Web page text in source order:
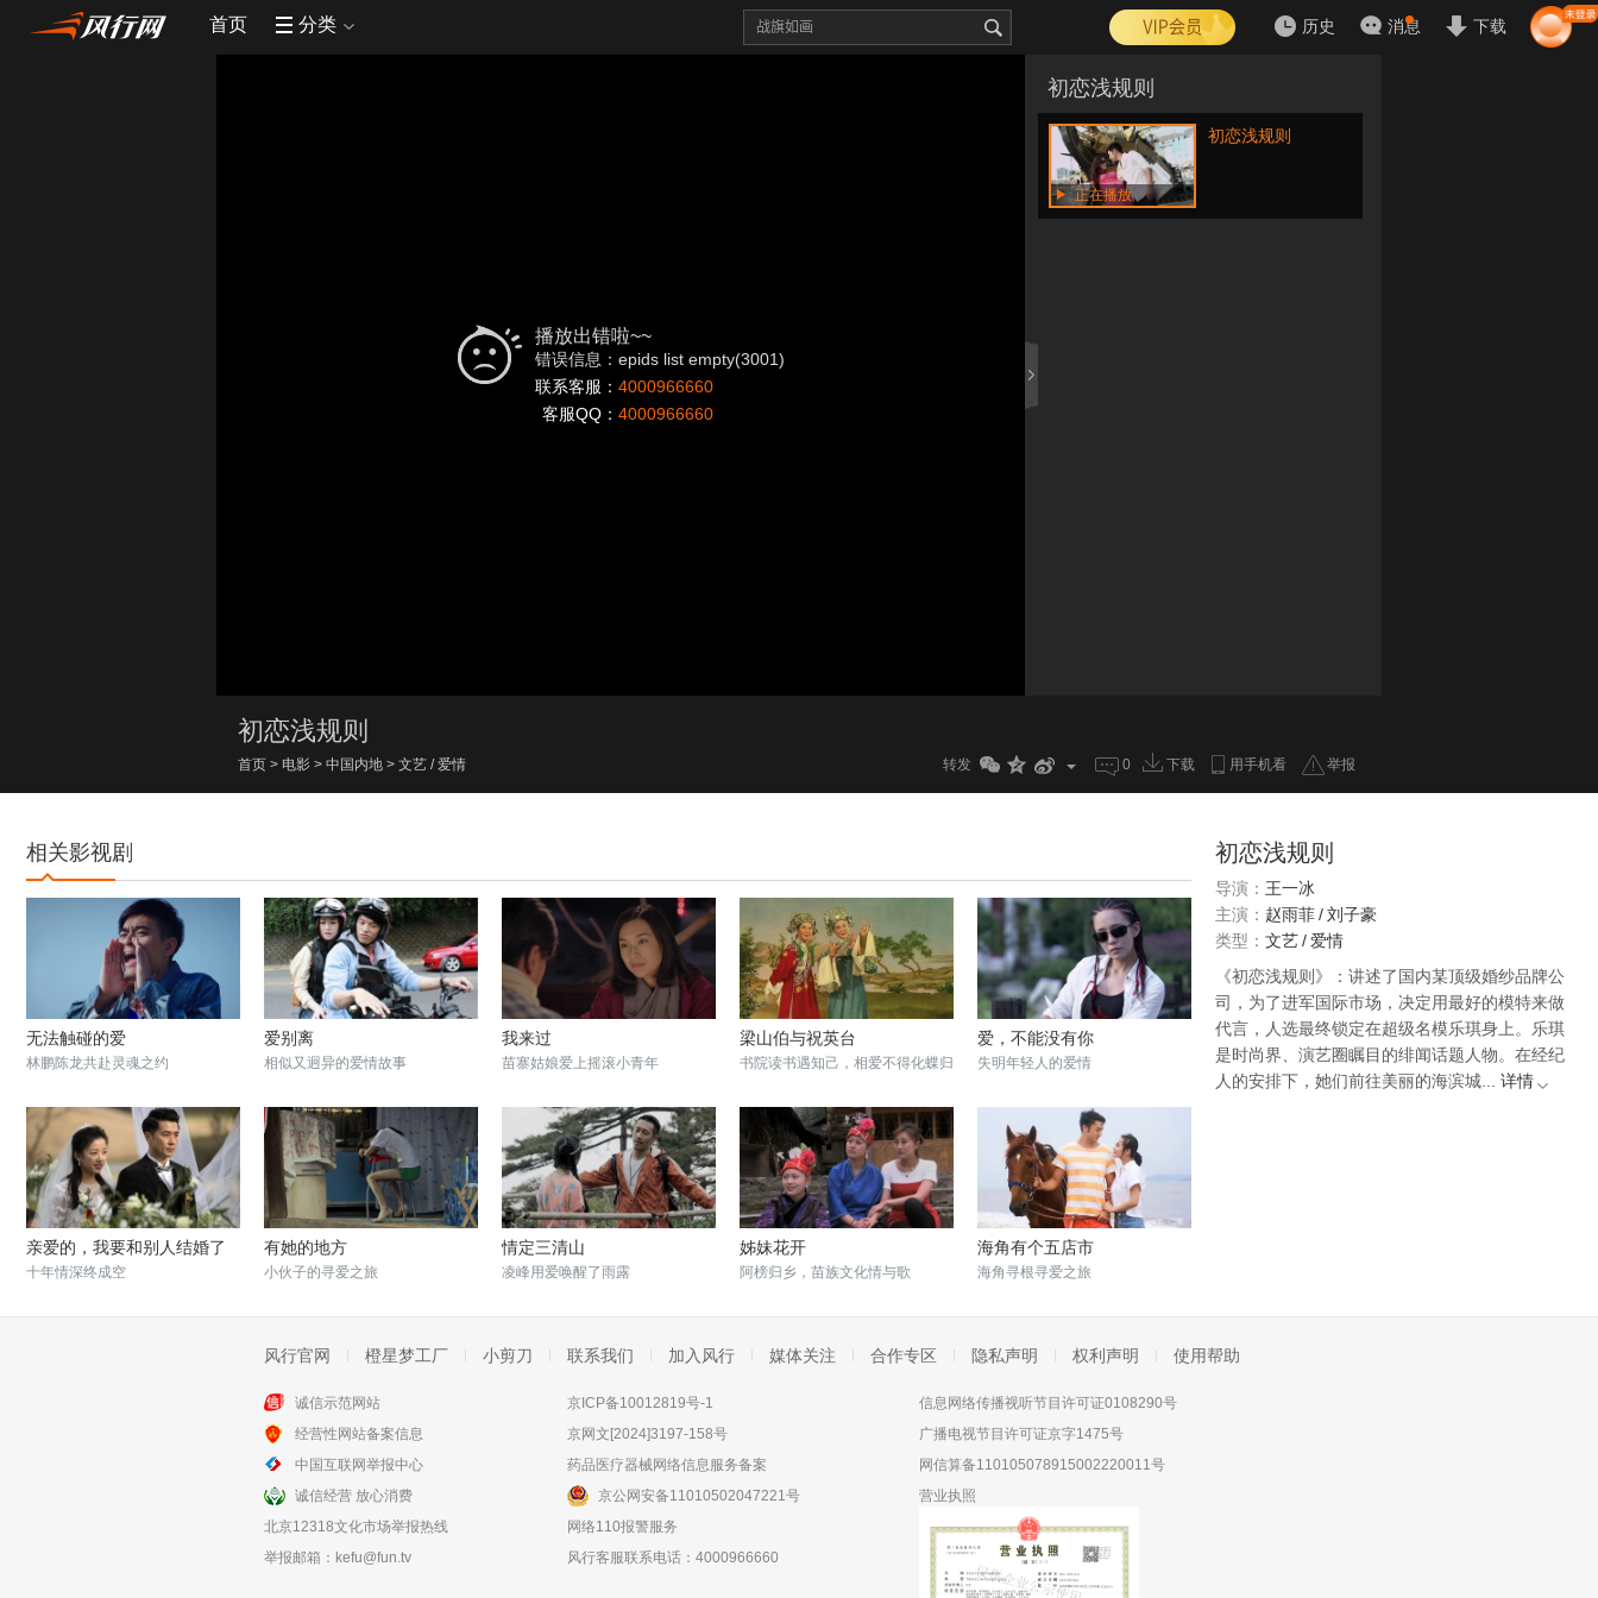
首页 分类 历史 消息 下载
播放出错啦~~
错误信息：epids list empty(3001)
联系客服： 4000966660
客服QQ： 4000966660
初恋浅规则
正在播放
初恋浅规则
初恋浅规则
首页 > 电影 > 中国内地 > 文艺 / 爱情 转发 0 下载 用手机看 举报
相关影视剧
无法触碰的爱
林鹏陈龙共赴灵魂之约
爱别离
相似又迥异的爱情故事
我来过
苗寨姑娘爱上摇滚小青年
梁山伯与祝英台
书院读书遇知己，相爱不得化蝶归
爱，不能没有你
失明年轻人的爱情
亲爱的，我要和别人结婚了
十年情深终成空
有她的地方
小伙子的寻爱之旅
情定三清山
凌峰用爱唤醒了雨露
姊妹花开
阿榜归乡，苗族文化情与歌
海角有个五店市
海角寻根寻爱之旅
请把生命交给我
初恋浅规则
导演： 王一冰
主演： 赵雨菲/刘子豪
类型： 文艺/ 爱情
《初恋浅规则》：讲述了国内某顶级婚纱品牌公
司，为了进军国际市场，决定用最好的模特来做
代言，人选最终锁定在超级名模乐琪身上。乐琪
是时尚界、演艺圈瞩目的绯闻话题人物。在经纪
人的安排下，她们前往美丽的海滨城...
详情
风行官网 橙星梦工厂 小剪刀 联系我们 加入风行 媒体关注 合作专区 隐私声明 权利声明 使用帮助
诚信示范网站
经营性网站备案信息
中国互联网举报中心
诚信经营 放心消费
北京12318文化市场举报热线
举报邮箱： kefu@fun.tv
京ICP备10012819号-1
京网文[2024]3197-158号
药品医疗器械网络信息服务备案
京公网安备11010502047221号
网络110报警服务
风行客服联系电话：4000966660
信息网络传播视听节目许可证0108290号
广播电视节目许可证京字1475号
网信算备110105078915002220011号
营业执照